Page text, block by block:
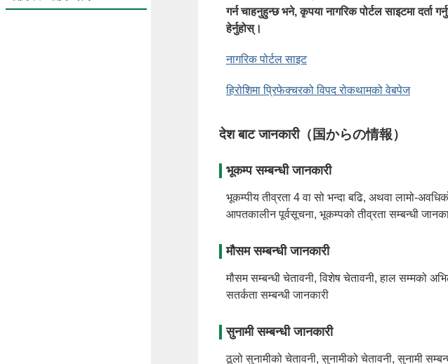
गर्न चाहनुहुन्छ भने, कृपया नागरिक पोर्टल साइटमा दर्ता
हेर्नुहोस्।
नागरिक पोर्टल साइट
हिरोशिमा प्रिफेक्चरको विपद रोकथामको वेबपेज
देश बाट जानकारी（国からの情報）
भूकम्प सम्बन्धी जानकारी
भूकम्पीय तीव्रता 4 वा सो भन्दा बढि, अथवा लामो-
आपतकालीन पूर्वसूचना, भूकम्पको तीव्रता सम्बन्धी
मौसम सम्बन्धी जानकारी
मौसम सम्बन्धी चेतावनी, विशेष चेतावनी, हाल सम्मको
सतर्कता सम्बन्धी जानकारी
सुनामी सम्बन्धी जानकारी
ठूलो सुनामीको चेतावनी, सुनामीको चेतावनी, सुनामी